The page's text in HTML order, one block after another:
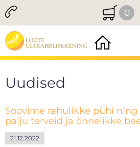
0
Uudised
Soovime rahulikke pühi ning
palju terveid ja õnnelikke
21.12.2022